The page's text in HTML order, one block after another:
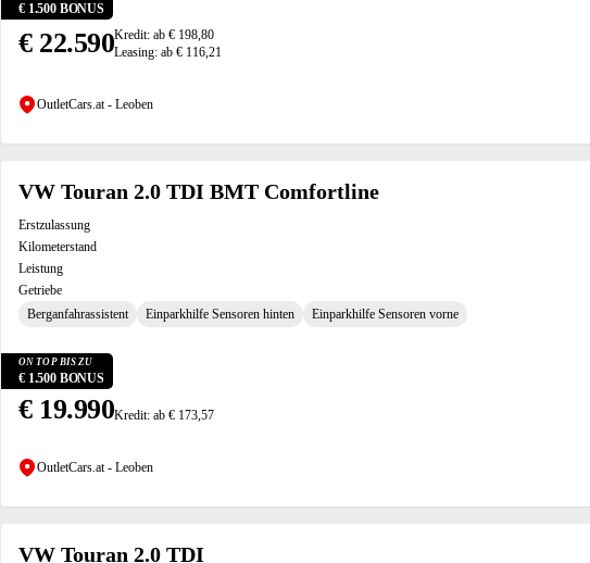
€ 1.500 BONUS
€ 22.590Kredit: ab € 198,80
Leasing: ab € 116,21
OutletCars.at - Leoben
VW Touran 2.0 TDI BMT Comfortline
Erstzulassung
Kilometerstand
Leistung
Getriebe
Berganfahrassistent
Einparkhilfe Sensoren hinten Einparkhilfe Sensoren vorne
ON TOP BIS ZU
€ 1.500 BONUS
€ 19.990Kredit: ab € 173,57
OutletCars.at - Leoben
VW Touran 2.0 TDI